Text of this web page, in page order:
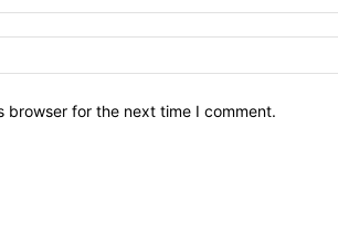
browser for the next time I comment.